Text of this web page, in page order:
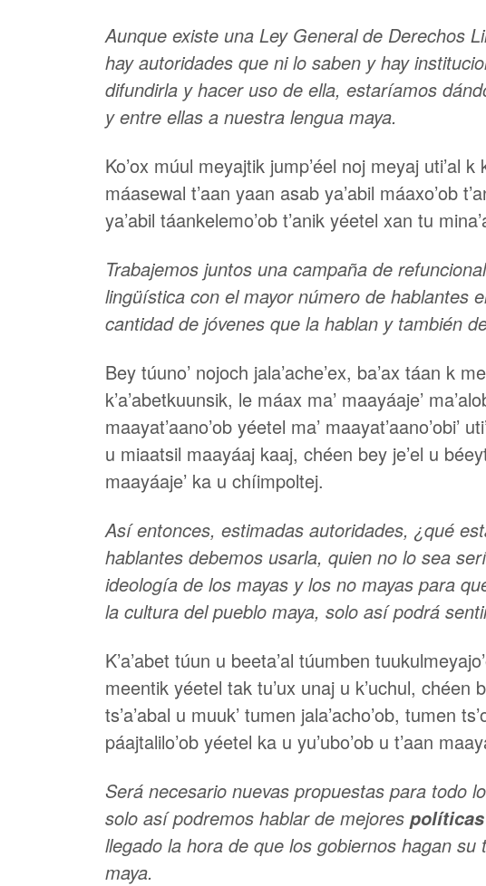
Aunque existe una Ley General de Derechos
hay autoridades que ni lo saben y hay
difundirla y hacer uso de ella, estaríamos
y entre ellas a nuestra lengua maya.
Ko’ox múul meyajtik jump’éel noj meyaj uti’al k
máasewal t’aan yaan asab ya’abil máaxo’ob
ya’abil táankelemo’ob t’anik yéetel xan tu
Trabajemos juntos una campaña de
lingüística con el mayor número de hablantes
cantidad de jóvenes que la hablan y también
Bey túuno’ nojoch jala’ache’ex, ba’ax táan k
k’a’abetkuunsik, le máax ma’ maayáaje’
maayat’aano’ob yéetel ma’ maayat’aano’obi’
u miaatsil maayáaj kaaj, chéen bey je’el u
maayáaje’ ka u chíimpoltej.
Así entonces, estimadas autoridades, ¿qué
hablantes debemos usarla, quien no lo sea
ideología de los mayas y los no mayas para
la cultura del pueblo maya, solo así podrá
K’a’abet túun u beeta’al túumben
meentik yéetel tak tu’ux unaj u k’uchul, chéen
ts’a’abal u muuk’ tumen jala’acho’ob, tumen
páajtalilo’ob yéetel ka u yu’ubo’ob u t’aan
Será necesario nuevas propuestas para todo
solo así podremos hablar de mejores
llegado la hora de que los gobiernos hagan
maya.